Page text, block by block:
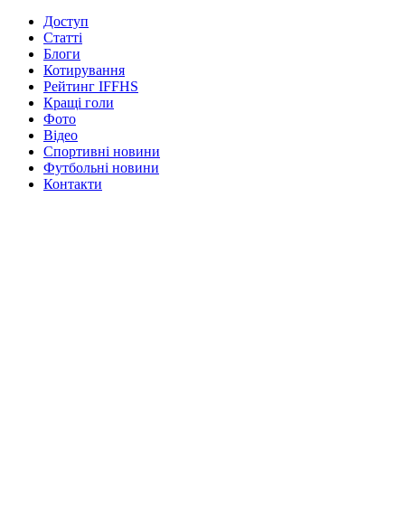
Доступ
Статті
Блоги
Котирування
Рейтинг IFFHS
Кращі голи
Фото
Відео
Спортивні новини
Футбольні новини
Контакти